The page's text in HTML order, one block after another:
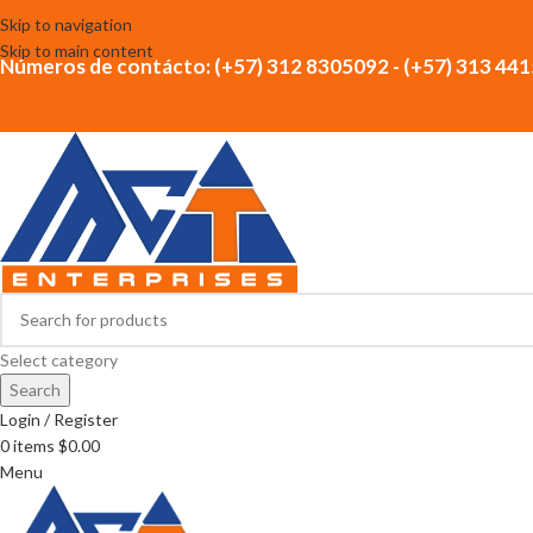
Skip to navigation
Skip to main content
Números de contácto: (+57) 312 8305092 - (+57) 313
Select category
Search
Login / Register
0items $0.00
Menu